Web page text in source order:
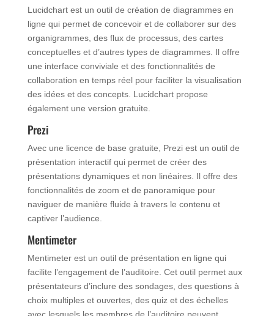
Lucidchart est un outil de création de diagrammes en
ligne qui permet de concevoir et de collaborer sur des
organigrammes, des flux de processus, des cartes
conceptuelles et d’autres types de diagrammes. Il offre
une interface conviviale et des fonctionnalités de
collaboration en temps réel pour faciliter la visualisation
des idées et des concepts. Lucidchart propose
également une version gratuite.
Prezi
Avec une licence de base gratuite, Prezi est un outil de
présentation interactif qui permet de créer des
présentations dynamiques et non linéaires. Il offre des
fonctionnalités de zoom et de panoramique pour
naviguer de manière fluide à travers le contenu et
captiver l’audience.
Mentimeter
Mentimeter est un outil de présentation en ligne qui
facilite l’engagement de l’auditoire. Cet outil permet aux
présentateurs d’inclure des sondages, des questions à
choix multiples et ouvertes, des quiz et des échelles